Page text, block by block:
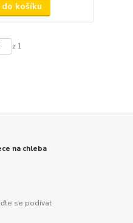
košíku
z 1
na chleba
se podívat